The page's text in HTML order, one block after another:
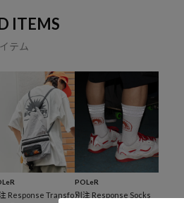
ITEMS
テム
Response Transfo
POLeR
別注 Response Socks